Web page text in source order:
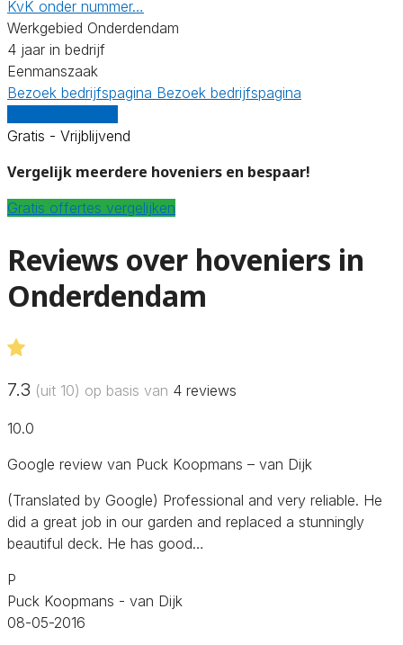
KvK onder nummer…
Werkgebied Onderdendam
4 jaar in bedrijf
Eenmanszaak
Bezoek bedrijfspagina Bezoek bedrijfspagina
Gratis - Vrijblijvend
Vergelijk meerdere hoveniers en bespaar!
Gratis offertes vergelijken
Reviews over hoveniers in
Onderdendam
7.3 (uit 10) op basis van 4 reviews
10.0
Google review van Puck Koopmans – van Dijk
(Translated by Google) Professional and very reliable. He
did a great job in our garden and replaced a stunningly
beautiful deck. He has good…
P
Puck Koopmans - van Dijk
08-05-2016